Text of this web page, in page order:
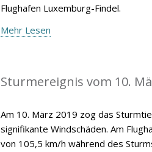
Flughafen Luxemburg-Findel.
Mehr Lesen
Sturmereignis vom 10.
Am 10. März 2019 zog das
signifikante Windschäden. Am
von 105,5 km/h während des